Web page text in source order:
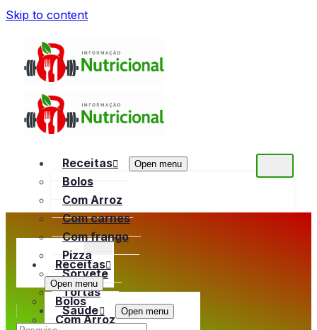
Skip to content
Receitas Open menu
Bolos
Com Arroz
Com carnes
Com frango
Pizza
Sorvete
Tortas
Saúde
Open menu
Receitas
Open menu
Bolos
Com Arroz